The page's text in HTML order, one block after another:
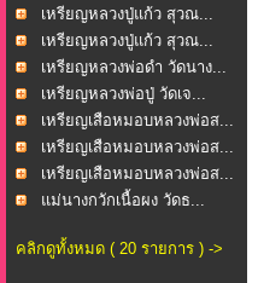
เหรียญหลวงปู่แก้ว สุวณ...
เหรียญหลวงปู่แก้ว สุวณ...
เหรียญหลวงพ่อดำ วัดนาง...
เหรียญหลวงพ่อปู่ วัดเจ...
เหรียญเสือหมอบหลวงพ่อส...
เหรียญเสือหมอบหลวงพ่อส...
เหรียญเสือหมอบหลวงพ่อส...
แม่นางกวักเนื้อผง วัดธ...
คลิกดูทั้งหมด ( 20 รายการ ) ->